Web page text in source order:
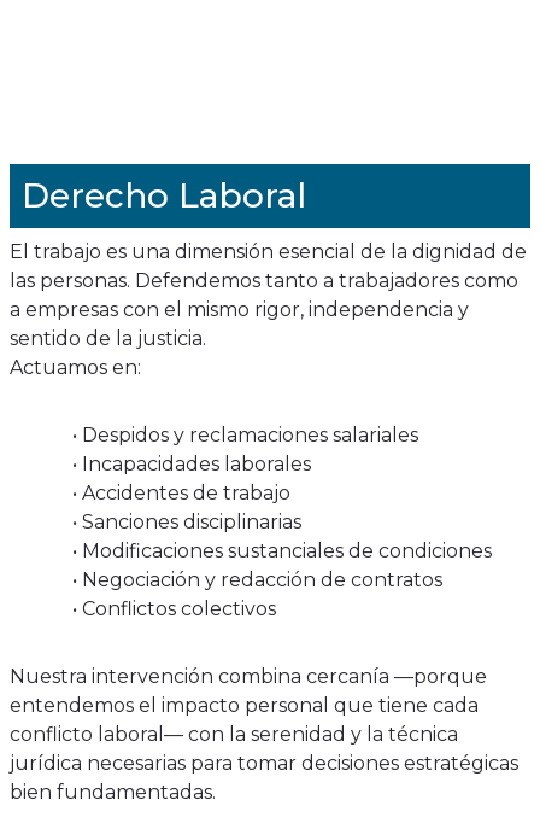
Derecho Laboral
El trabajo es una dimensión esencial de la dignidad de
las personas. Defendemos tanto a trabajadores como
a empresas con el mismo rigor, independencia y
sentido de la justicia.
Actuamos en:
• Despidos y reclamaciones salariales
• Incapacidades laborales
• Accidentes de trabajo
• Sanciones disciplinarias
• Modificaciones sustanciales de condiciones
• Negociación y redacción de contratos
• Conflictos colectivos
Nuestra intervención combina cercanía —porque
entendemos el impacto personal que tiene cada
conflicto laboral— con la serenidad y la técnica
jurídica necesarias para tomar decisiones estratégicas
bien fundamentadas.